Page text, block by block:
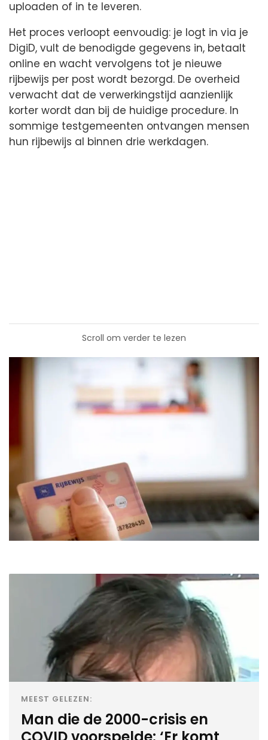
uploaden of in te leveren.
Het proces verloopt eenvoudig: je logt in via je
DigiD, vult de benodigde gegevens in, betaalt
online en wacht vervolgens tot je nieuwe
rijbewijs per post wordt bezorgd. De overheid
verwacht dat de verwerkingstijd aanzienlijk
korter wordt dan bij de huidige procedure. In
sommige testgemeenten ontvangen mensen
hun rijbewijs al binnen drie werkdagen.
Scroll om verder te lezen
MEEST GELEZEN:
Man die de 2000-crisis en